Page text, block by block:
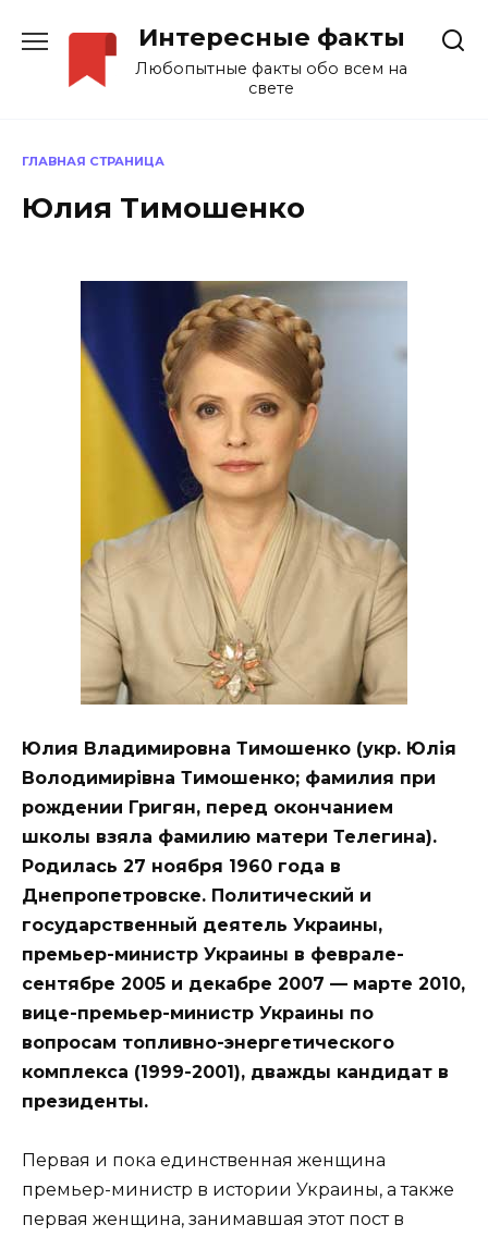
содержанию
Интересные факты
Любопытные факты обо всем на
свете
ГЛАВНАЯ СТРАНИЦА
Юлия Тимошенко
Юлия Владимировна Тимошенко (укр. Юлія
Володимирівна Тимошенко; фамилия при
рождении Григян, перед окончанием
школы взяла фамилию матери Телегина).
Родилась 27 ноября 1960 года в
Днепропетровске. Политический и
государственный деятель Украины,
премьер-министр Украины в феврале-
сентябре 2005 и декабре 2007 — марте 2010,
вице-премьер-министр Украины по
вопросам топливно-энергетического
комплекса (1999-2001), дважды кандидат в
президенты.
Первая и пока единственная женщина
премьер-министр в истории Украины, а также
первая женщина, занимавшая этот пост в